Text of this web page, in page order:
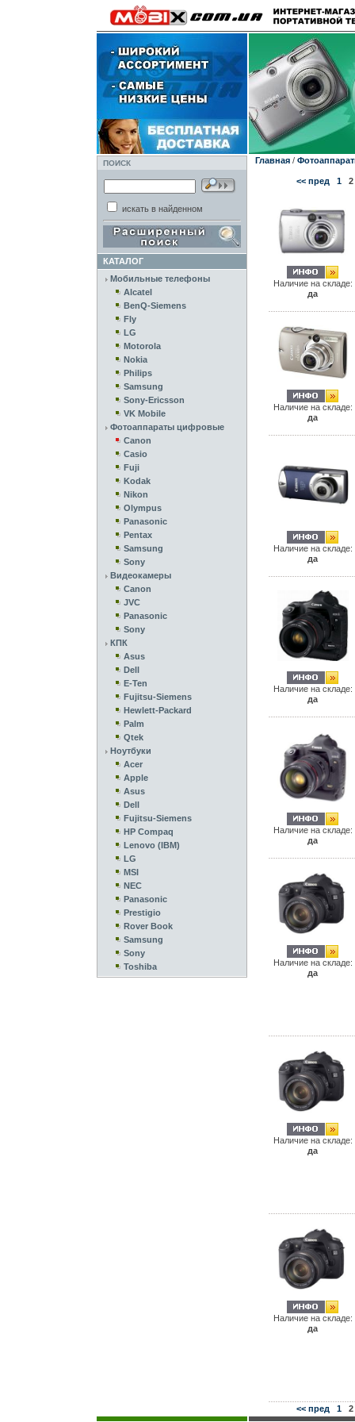
ПОИСК
искать в найденном
КАТАЛОГ
Мобильные телефоны
Alcatel
BenQ-Siemens
Fly
LG
Motorola
Nokia
Philips
Samsung
Sony-Ericsson
VK Mobile
Фотоаппараты цифровые
Canon
Casio
Fuji
Kodak
Nikon
Olympus
Panasonic
Pentax
Samsung
Sony
Видеокамеры
Canon
JVC
Panasonic
Sony
КПК
Asus
Dell
E-Ten
Fujitsu-Siemens
Hewlett-Packard
Palm
Qtek
Ноутбуки
Acer
Apple
Asus
Dell
Fujitsu-Siemens
HP Compaq
Lenovo (IBM)
LG
MSI
NEC
Panasonic
Prestigio
Rover Book
Samsung
Sony
Toshiba
Главная/
<< пред 1 2
Наличие на складе:
да
Наличие на складе:
да
Наличие на складе:
да
Наличие на складе:
да
Наличие на складе:
да
Наличие на складе:
да
Наличие на складе:
да
Наличие на складе:
да
<< пред 1 2